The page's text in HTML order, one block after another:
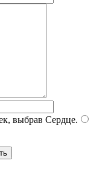
выбрав Сердце.